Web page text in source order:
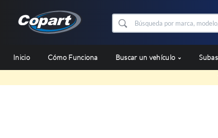
Inicio Cómo Funciona Buscar un vehículo